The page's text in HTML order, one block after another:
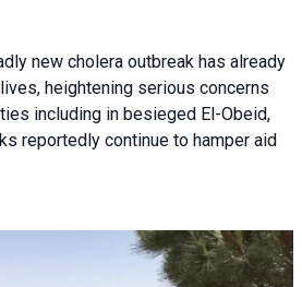
new cholera outbreak has already
heightening serious concerns
including in besieged El-Obeid,
reportedly continue to hamper aid